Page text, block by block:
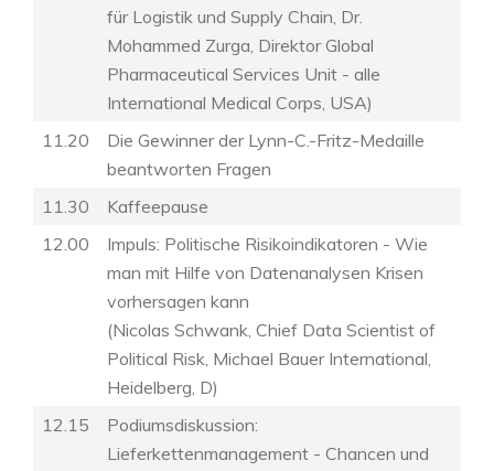
für Logistik und Supply Chain, Dr.
Mohammed Zurga, Direktor Global
Pharmaceutical Services Unit - alle
International Medical Corps, USA)
11.20
Die Gewinner der Lynn-C.-Fritz-Medaille
beantworten Fragen
11.30
Kaffeepause
12.00
Impuls: Politische Risikoindikatoren - Wie
man mit Hilfe von Datenanalysen Krisen
vorhersagen kann
(Nicolas Schwank, Chief Data Scientist of
Political Risk, Michael Bauer International,
Heidelberg, D)
12.15
Podiumsdiskussion:
Lieferkettenmanagement - Chancen und